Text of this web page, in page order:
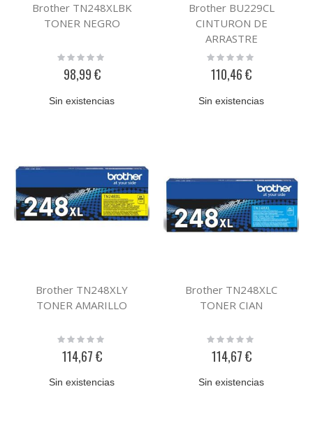
Brother TN248XLBK
TONER NEGRO
Rating:
98,99 €
Sin existencias
Brother BU229CL
CINTURON DE
ARRASTRE
Rating:
110,46 €
Sin existencias
Brother TN248XLY
TONER AMARILLO
Rating:
114,67 €
Sin existencias
Brother TN248XLC
TONER CIAN
Rating:
114,67 €
Sin existencias